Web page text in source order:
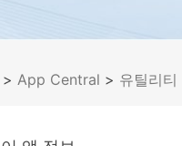
> App Central > 유틸리티